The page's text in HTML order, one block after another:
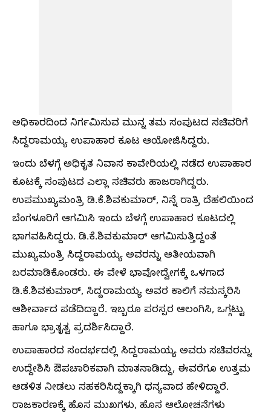
ಅಧಿಕಾರದಿಂದ ನಿರ್ಗಮಿಸುವ ಮುನ್ನ ತಮ ಸಂಪುಟದ ಸಚಿವರಿಗೆ
ಸಿದ್ದರಾಮಯ್ಯ ಉಪಾಹಾರ ಕೂಟ ಆಯೋಜಿಸಿದ್ದರು.
ಇಂದು ಬೆಳಗ್ಗೆ ಅಧಿಕೃತ ನಿವಾಸ ಕಾವೇರಿಯಲ್ಲಿ ನಡೆದ ಉಪಾಹಾರ
ಕೂಟಕ್ಕೆ ಸಂಪುಟದ ಎಲ್ಲಾ ಸಚಿವರು ಹಾಜರಾಗಿದ್ದರು.
ಉಪಮುಖ್ಯಮಂತ್ರಿ ಡಿ.ಕೆ.ಶಿವಕುಮಾರ್‌, ನಿನ್ನೆ ರಾತ್ರಿ ದೆಹಲಿಯಿಂದ
ಬೆಂಗಳೂರಿಗೆ ಆಗಮಿಸಿ ಇಂದು ಬೆಳಗ್ಗೆ ಉಪಾಹಾರ ಕೂಟದಲ್ಲಿ
ಭಾಗವಹಿಸಿದ್ದರು. ಡಿ.ಕೆ.ಶಿವಕುಮಾರ್‌ ಆಗಮಿಸುತ್ತಿದ್ದಂತೆ
ಮುಖ್ಯಮಂತ್ರಿ ಸಿದ್ದರಾಮಯ್ಯ ಅವರನ್ನು ಆತೀಯವಾಗಿ
ಬರಮಾಡಿಕೊಂಡರು. ಈ ವೇಳೆ ಭಾವೋದ್ವೇಗಕ್ಕೆ ಒಳಗಾದ
ಡಿ.ಕೆ.ಶಿವಕುಮಾರ್‌, ಸಿದ್ದರಾಮಯ್ಯ ಅವರ ಕಾಲಿಗೆ ನಮಸ್ಕರಿಸಿ
ಆಶೀರ್ವಾದ ಪಡೆದಿದ್ದಾರೆ. ಇಬ್ಬರೂ ಪರಸ್ಪರ ಆಲಂಗಿಸಿ, ಒಗ್ಗಟ್ಟು
ಹಾಗೂ ಭ್ರಾತೃತ್ವ ಪ್ರದರ್ಶಿಸಿದ್ದಾರೆ.
ಉಪಾಹಾರದ ಸಂದರ್ಭದಲ್ಲಿ ಸಿದ್ದರಾಮಯ್ಯ ಅವರು ಸಚಿವರನ್ನು
ಉದ್ದೇಶಿಸಿ ಔಪಚಾರಿಕವಾಗಿ ಮಾತನಾಡಿದ್ದು, ಈವರೆಗೂ ಉತ್ತಮ
ಆಡಳಿತ ನೀಡಲು ಸಹಕರಿಸಿದ್ದಕ್ಕಾಗಿ ಧನ್ಯವಾದ ಹೇಳಿದ್ದಾರೆ.
ರಾಜಕಾರಣಕ್ಕೆ ಹೊಸ ಮುಖಗಳು, ಹೊಸ ಆಲೋಚನೆಗಳು